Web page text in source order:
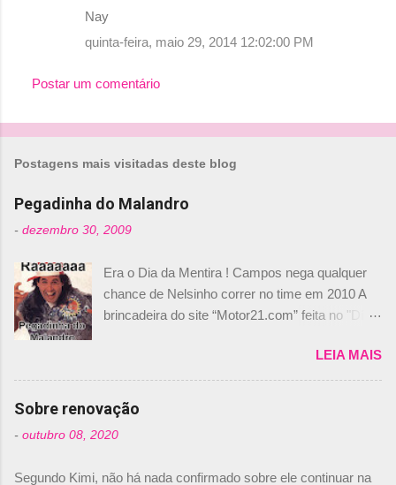
r
s
Nay
quinta-feira, maio 29, 2014 12:02:00 PM
Postar um comentário
Postagens mais visitadas deste blog
Pegadinha do Malandro
- dezembro 30, 2009
Era o Dia da Mentira ! Campos nega qualquer
chance de Nelsinho correr no time em 2010 A
brincadeira do site “Motor21.com” feita no "Día
de abril –, afirmando que Nelson Piquet havia
comprado 15% das ações da Campos, dando,
com isso, um lugar no time a Nelsinho Piquet,
foi esclarecida de uma vez por todas por
Daniele Audetto, diretor da escuderia. O
LEIA MAIS
Sobre renovação
- outubro 08, 2020
Segundo Kimi, não há nada confirmado sobre ele continuar na